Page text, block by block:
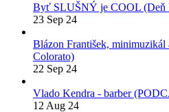
Byť SLUŠNÝ je COOL (Deň
23 Sep 24
Blázon František, minimuzikál
Colorato)
22 Sep 24
Vlado Kendra - barber
12 Aug 24